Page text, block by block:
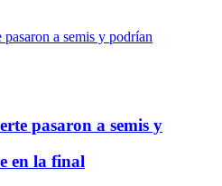
pasaron a semis y
en la final